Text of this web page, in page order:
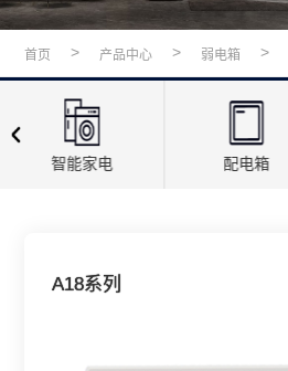
首页 > 产品中心 > 弱电箱 >
智能家电 配电箱
A18系列